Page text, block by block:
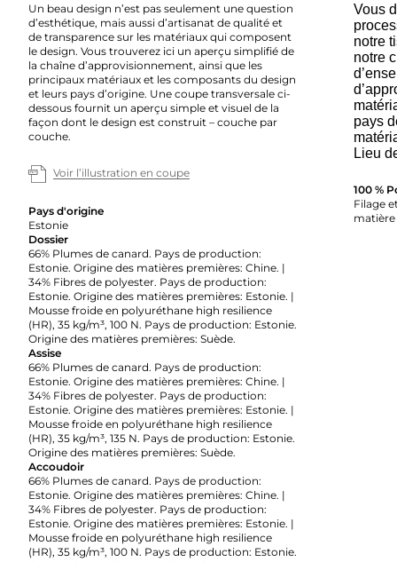
Un beau design n’est pas seulement une question
d’esthétique, mais aussi d’artisanat de qualité et
de transparence sur les matériaux qui composent
le design. Vous trouverez ici un aperçu simplifié de
la chaîne d’approvisionnement, ainsi que les
principaux matériaux et les composants du design
et leurs pays d’origine. Une coupe transversale ci-
dessous fournit un aperçu simple et visuel de la
façon dont le design est construit – couche par
couche.
Voir l’illustration en coupe
Pays d'origine
Estonie
Dossier
66% Plumes de canard. Pays de production:
Estonie. Origine des matières premières: Chine. |
34% Fibres de polyester. Pays de production:
Estonie. Origine des matières premières: Estonie. |
Mousse froide en polyuréthane high resilience
(HR), 35 kg/m³, 100 N. Pays de production: Estonie.
Origine des matières premières: Suède.
Assise
66% Plumes de canard. Pays de production:
Estonie. Origine des matières premières: Chine. |
34% Fibres de polyester. Pays de production:
Estonie. Origine des matières premières: Estonie. |
Mousse froide en polyuréthane high resilience
(HR), 35 kg/m³, 135 N. Pays de production: Estonie.
Origine des matières premières: Suède.
Accoudoir
66% Plumes de canard. Pays de production:
Estonie. Origine des matières premières: Chine. |
34% Fibres de polyester. Pays de production:
Estonie. Origine des matières premières: Estonie. |
Mousse froide en polyuréthane high resilience
(HR), 35 kg/m³, 100 N. Pays de production: Estonie.
Vous
notre
notre
pays
Lieu
100 %
Filage
matière